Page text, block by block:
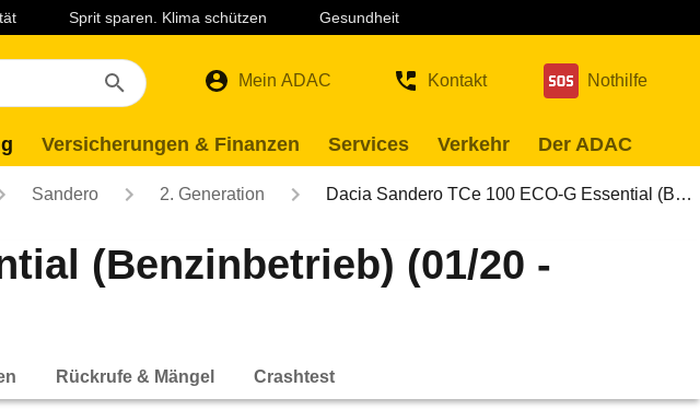
Sprit sparen. Klima schützen Gesundheit
Mein ADAC Kontakt Nothilfe
Versicherungen & Finanzen Services Verkehr Der ADAC
Sandero 2. Generation Dacia Sandero TCe 100 ECO-G Essential (B…
(Benzinbetrieb) (01/20 -
Rückrufe & Mängel Crashtest